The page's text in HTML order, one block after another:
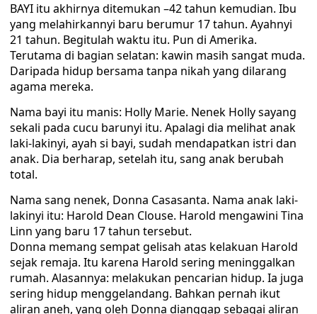
BAYI itu akhirnya ditemukan –42 tahun kemudian. Ibu
yang melahirkannyi baru berumur 17 tahun. Ayahnyi
21 tahun. Begitulah waktu itu. Pun di Amerika.
Terutama di bagian selatan: kawin masih sangat muda.
Daripada hidup bersama tanpa nikah yang dilarang
agama mereka.
Nama bayi itu manis: Holly Marie. Nenek Holly sayang
sekali pada cucu barunyi itu. Apalagi dia melihat anak
laki-lakinyi, ayah si bayi, sudah mendapatkan istri dan
anak. Dia berharap, setelah itu, sang anak berubah
total.
Nama sang nenek, Donna Casasanta. Nama anak laki-
lakinyi itu: Harold Dean Clouse. Harold mengawini Tina
Linn yang baru 17 tahun tersebut.
Donna memang sempat gelisah atas kelakuan Harold
sejak remaja. Itu karena Harold sering meninggalkan
rumah. Alasannya: melakukan pencarian hidup. Ia juga
sering hidup menggelandang. Bahkan pernah ikut
aliran aneh, yang oleh Donna dianggap sebagai aliran